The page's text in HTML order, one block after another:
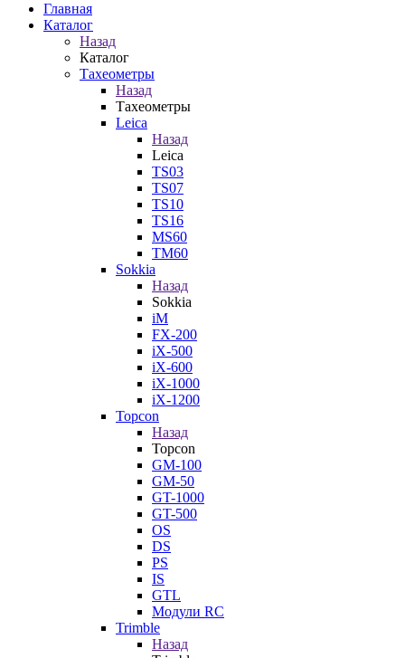
Главная
Каталог
Назад
Каталог
Тахеометры
Назад
Тахеометры
Leica
Назад
Leica
TS03
TS07
TS10
TS16
MS60
TM60
Sokkia
Назад
Sokkia
iM
FX-200
iX-500
iX-600
iX-1000
iX-1200
Topcon
Назад
Topcon
GM-100
GM-50
GT-1000
GT-500
OS
DS
PS
IS
GTL
Модули RC
Trimble
Назад